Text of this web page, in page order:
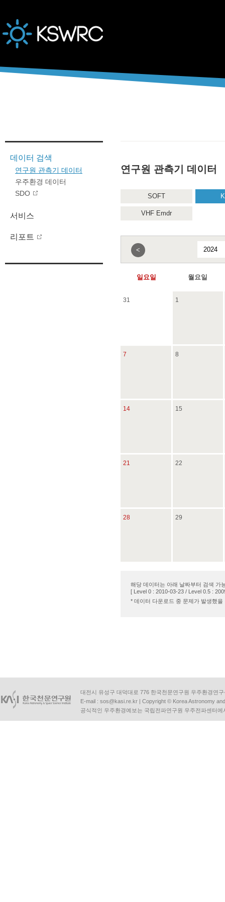
데이터 검색
연구원 관측기 데이터
우주환경 데이터
SDO
서비스
리포트
연구원 관측기 데이터
SOFT
VHF Emdr
<
일요일 월요일
31 1
7 8
14 15
21 22
28 29
해당 데이터는 아래 날짜부터 검색 가
[ Level 0 : 2010-03-23 / Level 0.5 :
* 데이터 다운로드 중 문제가 발생했
대전시 유성구 대덕대로 776 한국천문연구원 우주환경연
E-mail : sos@kasi.re.kr | Copyright © Korea Astronomy
공식적인 우주환경예보는 국립전파연구원 우주전파센터에